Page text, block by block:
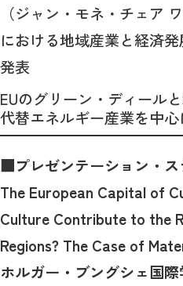
（ジャン・モネ・チェア
における地域産業と経済
発表
EUのグリーン・ディール
代替エネルギー産業を中心
■プレゼンテーション・ス
The European Capital of
Culture Contribute to the
Regions? The Case of
ホルガー・ブングシェ国